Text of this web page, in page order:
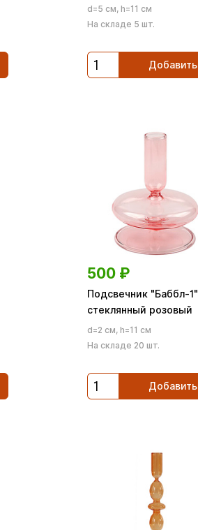
d=5 см, h=11 см
На складе 5 шт.
Добавить
500 ₽
Подсвечник "Баббл-1"
стеклянный розовый
d=2 см, h=11 см
На складе 20 шт.
Добавить